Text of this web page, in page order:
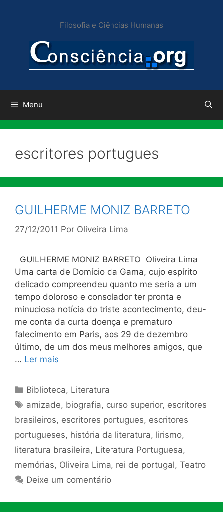
conteúdo
Filosofia e Ciências Humanas
Menu
escritores portugues
GUILHERME MONIZ BARRETO
27/12/2011 Por Oliveira Lima
GUILHERME MONIZ BARRETO Oliveira Lima
Uma carta de Domício da Gama, cujo espírito
delicado compreendeu quanto me seria a um
tempo doloroso e consolador ter pronta e
minuciosa notícia do triste acontecimento, deu-
me conta da curta doença e prematuro
falecimento em Paris, aos 29 de dezembro
último, de um dos meus melhores amigos, que
… Ler mais
Categorias
Biblioteca, Literatura
Tags
amizade, biografia, curso superior, escritores
brasileiros, escritores portugues, escritores
portugueses, história da literatura, lirismo,
literatura brasileira, Literatura Portuguesa,
memórias, Oliveira Lima, rei de portugal, Teatro
Deixe um comentário